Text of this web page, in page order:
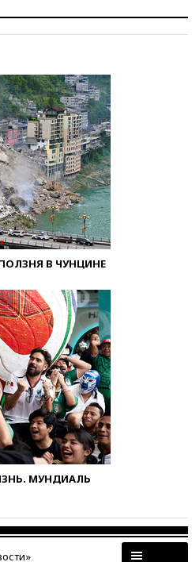
В ЧУНЦИНЕ
МУНДИАЛЬ